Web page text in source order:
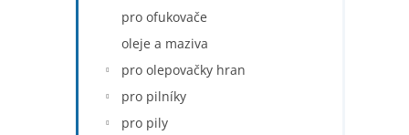
pro ofukovače
oleje a maziva
pro olepovačky hran
pro pilníky
pro pily